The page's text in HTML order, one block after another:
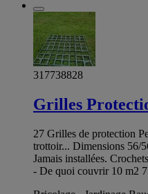
317738828
Grilles
27 Grilles de protection
trottoir... Dimensions 56/
Jamais installées.
- De quoi couvrir 10 m2